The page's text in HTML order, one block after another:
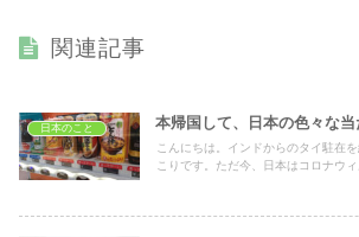
関連記事
日本のこと 本帰国して、日本の色々な
こんにちは。インドからのタイ駐在
こりです。ただ今、日本はコロナウィ